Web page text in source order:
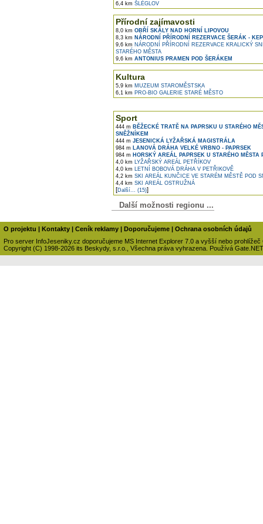
6,4 km ŠLÉGLOV
Přírodní zajímavosti
8,0 km OBŘÍ SKÁLY NAD HORNÍ LIPOVOU
8,3 km NÁRODNÍ PŘÍRODNÍ REZERVACE ŠERÁK -
9,6 km NÁRODNÍ PŘÍRODNÍ REZERVACE KRALICKÝ
STARÉHO MĚSTA
9,6 km ANTONIUS PRAMEN POD ŠERÁKEM
Kultura
5,9 km MUZEUM STAROMĚSTSKA
6,1 km PRO-BIO GALERIE STARÉ MĚSTO
Sport
444 m BĚŽECKÉ TRATĚ NA PAPRSKU U STARÉHO
SNĚŽNÍKEM
444 m JESENICKÁ LYŽAŘSKÁ MAGISTRÁLA
984 m LANOVÁ DRÁHA VELKÉ VRBNO - PAPRSEK
984 m HORSKÝ AREÁL PAPRSEK U STARÉHO MĚSTA
4,0 km LYŽAŘSKÝ AREÁL PETŘÍKOV
4,0 km LETNÍ BOBOVÁ DRÁHA V PETŘIKOVĚ
4,2 km SKI AREÁL KUNČICE VE STARÉM MĚSTĚ POD
4,4 km SKI AREÁL OSTRUŽNÁ
[Další... (15)]
Další možnosti regionu ...
O projektu | Kontakty | Ceník reklamy | Doporučujeme | Ochrana osobních údajů
Pro server InfoJeseniky.cz doporučujeme MS Internet Explorer 7.0 a vyšší nebo prohlížeč
Copyright (C) 1998-2026 its Beskydy, s.r.o., Všechna práva vyhrazena. Používá